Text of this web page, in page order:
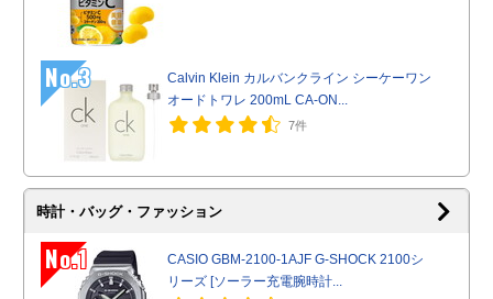
No.3
Calvin Klein カルバンクライン シーケーワン
オードトワレ 200mL CA-ON...
7件
時計・バッグ・ファッション
No.1
CASIO GBM-2100-1AJF G-SHOCK 2100シ
リーズ [ソーラー充電腕時計...